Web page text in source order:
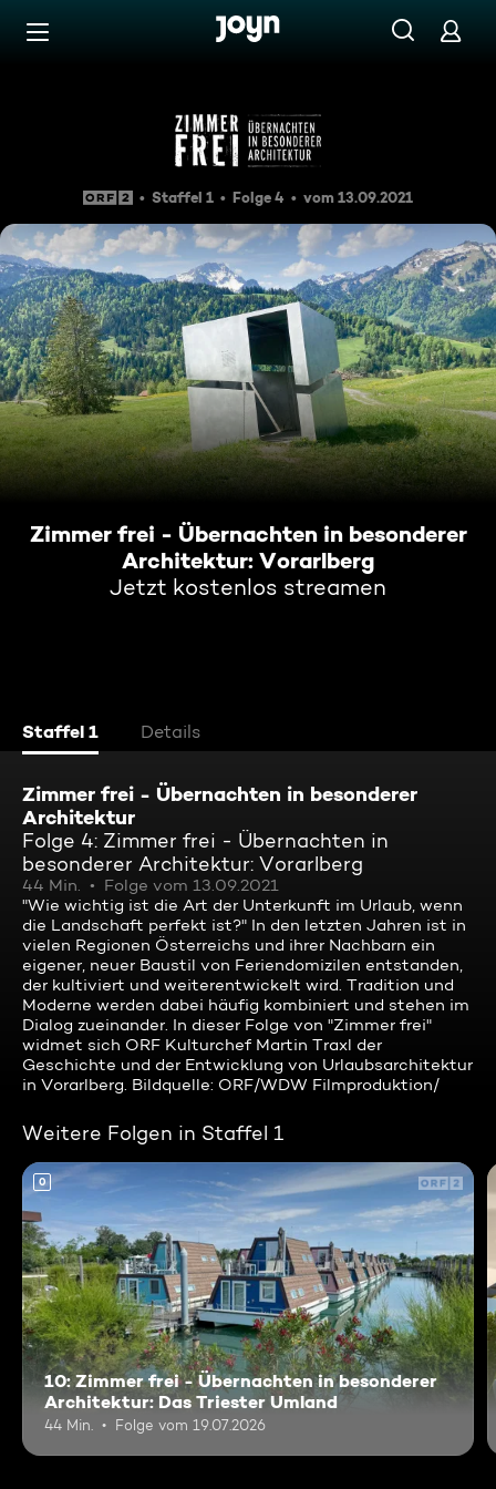
Zum Inhalt springen
Zimmer frei - Übernachten
Staffel 1 Folge 4 vom 13.09.2021
Zimmer frei - Übernachten in besonderer
Architektur: Vorarlberg
Jetzt kostenlos streamen
Staffel 1 Details
Zimmer frei - Übernachten in besonderer
Architektur
Folge 4: Zimmer frei - Übernachten in
besonderer Architektur: Vorarlberg
44 Min.
Folge vom 13.09.2021
"Wie wichtig ist die Art der Unterkunft im Urlaub, wenn
die Landschaft perfekt ist?" In den letzten Jahren ist in
vielen Regionen Österreichs und ihrer Nachbarn ein
eigener, neuer Baustil von Feriendomizilen entstanden,
der kultiviert und weiterentwickelt wird. Tradition und
Moderne werden dabei häufig kombiniert und stehen im
Dialog zueinander. In dieser Folge von "Zimmer frei"
widmet sich ORF Kulturchef Martin Traxl der
Geschichte und der Entwicklung von Urlaubsarchitektur
in Vorarlberg. Bildquelle: ORF/WDW Filmproduktion/
Weitere Folgen in Staffel 1
0
10: Zimmer frei - Übernachten in besonderer
Architektur: Das Triester Umland
44 Min. Folge vom 19.07.2026